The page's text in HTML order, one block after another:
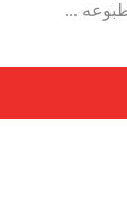
...